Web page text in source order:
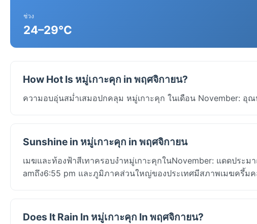
ช่วง
24–29°C
How Hot Is หมู่เกาะคุก in พฤศจิกายน?
ความอบอุ่นสม่ำเสมอปกคลุม หมู่เกาะคุก ในเดือน November: อุ
Sunshine in หมู่เกาะคุก in พฤศจิกายน
เมฆและท้องฟ้าสีเทาครอบงำหมู่เกาะคุกในNovember: แดดประ
amถึง6:55 pm และภูมิภาคส่วนใหญ่ของประเทศมีสภาพเมฆครึ้ม
Does It Rain In หมู่เกาะคุก In พฤศจิกายน?